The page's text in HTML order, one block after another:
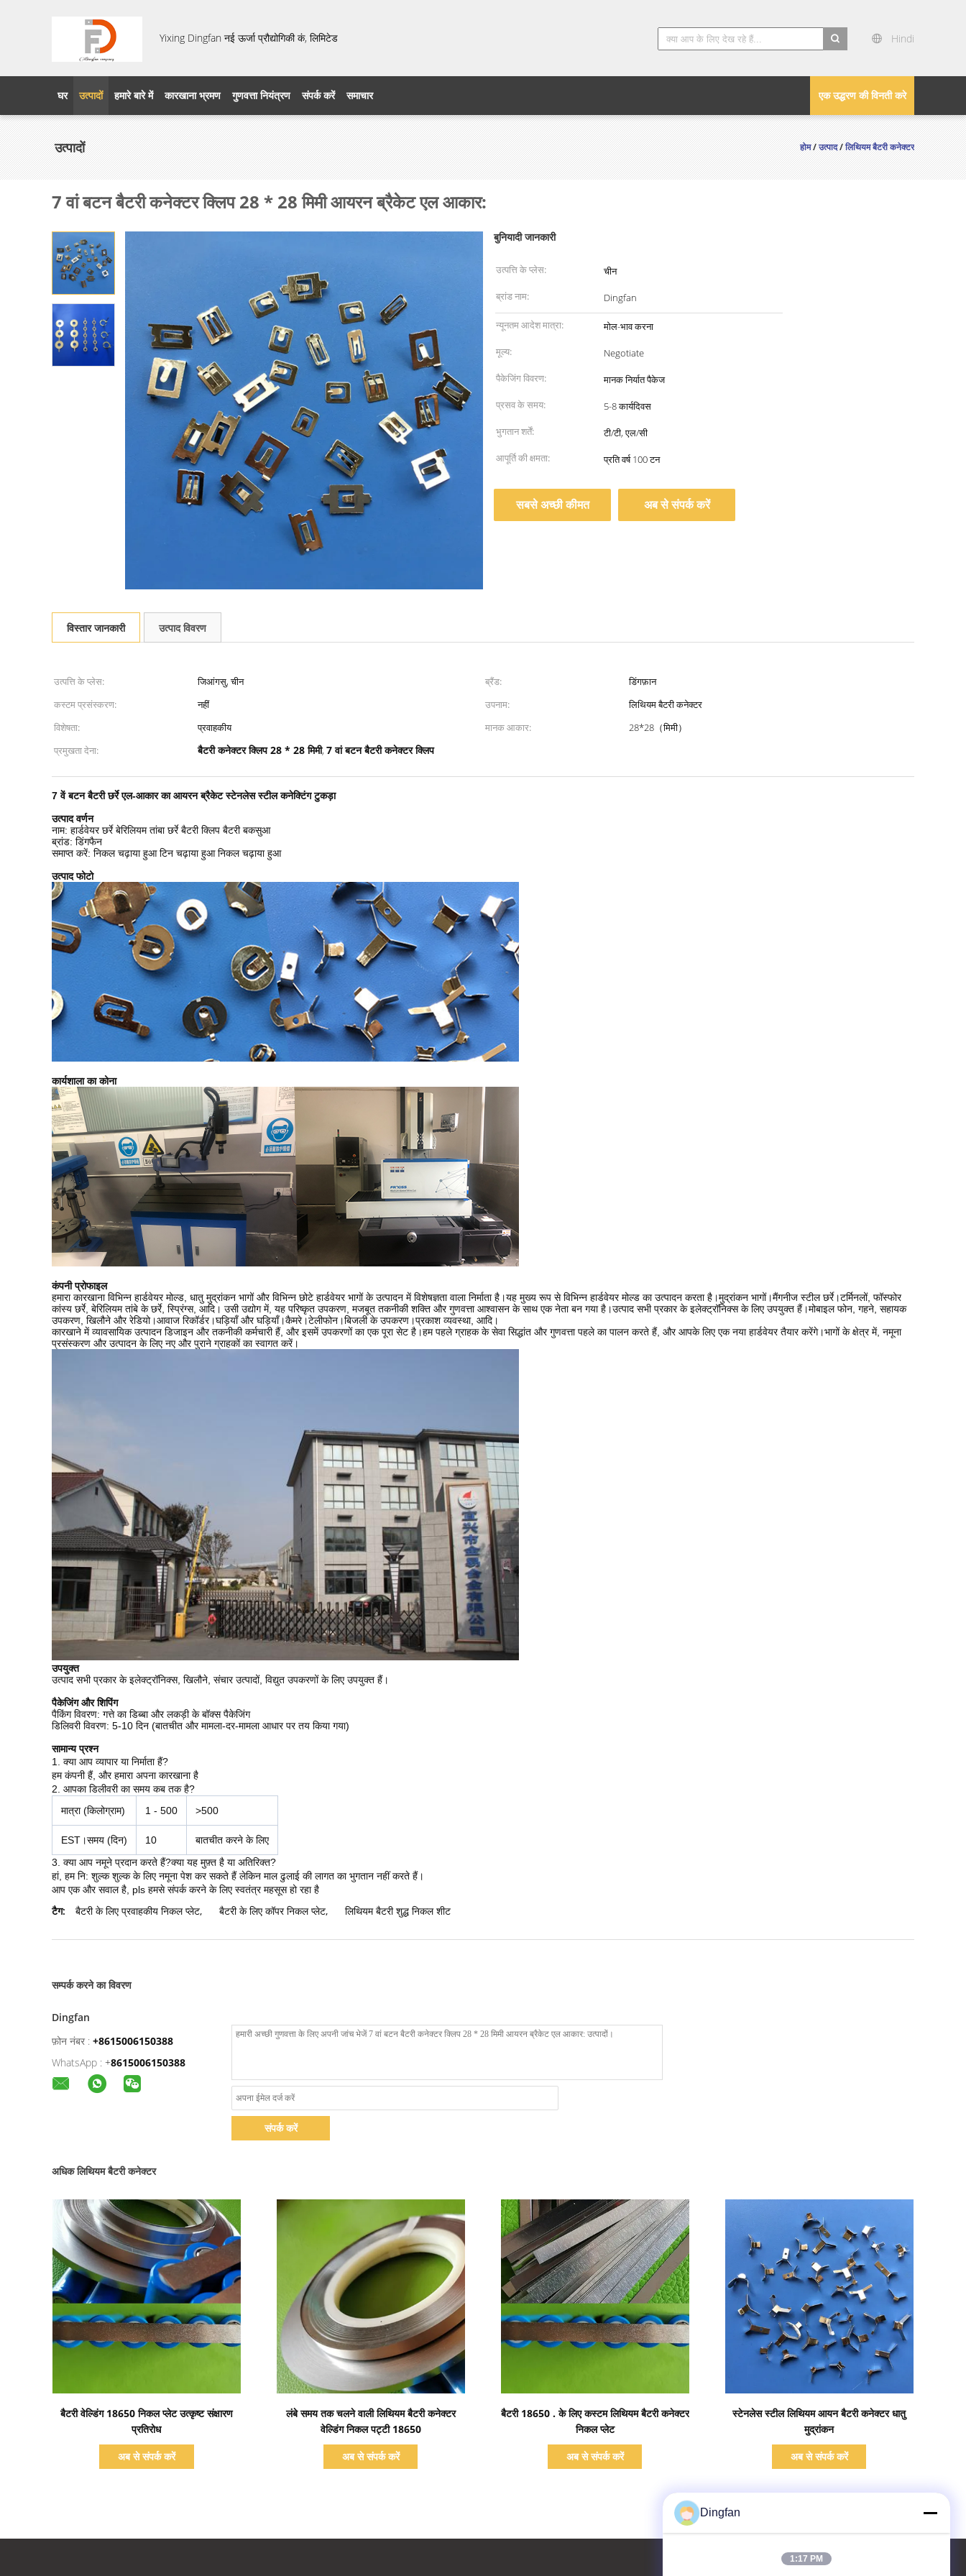
Yixing Dingfan नई ऊर्जा प्रौद्योगिकी कं, लिमिटेड
Hindi
एक उद्धरण की विनती करे
घर उत्पादों हमारे बारे में कारखाना भ्रमण गुणवत्ता नियंत्रण संपर्क करें समाचार
उत्पादों होम/उत्पाद/लिथियम बैटरी कनेक्टर
7 वां बटन बैटरी कनेक्टर क्लिप 28 * 28 मिमी आयरन ब्रैकेट एल आकार:
बुनियादी जानकारी
उत्पत्ति के प्लेस:
चीन
ब्रांड नाम:
Dingfan
न्यूनतम आदेश मात्रा:
मोल-भाव करना
मूल्य:
Negotiate
पैकेजिंग विवरण:
मानक निर्यात पैकेज
प्रसव के समय:
5-8 कार्यदिवस
भुगतान शर्तें:
टी/टी, एल/सी
आपूर्ति की क्षमता:
प्रति वर्ष 100 टन
सबसे अच्छी कीमत अब से संपर्क करें
विस्तार जानकारी उत्पाद विवरण
उत्पत्ति के प्लेस: जिआंगसु, चीन ब्रैंड:
डिंगफ़ान
कस्टम प्रसंस्करण:
नहीं उपनाम:
लिथियम बैटरी कनेक्टर
विशेषता:
प्रवाहकीय मानक आकार:
28*28（मिमी）
प्रमुखता देना:
बैटरी कनेक्टर क्लिप 28 * 28 मिमी, 7 वां बटन बैटरी कनेक्टर क्लिप
7 वें बटन बैटरी छर्रे एल-आकार का आयरन ब्रैकेट स्टेनलेस स्टील कनेक्टिंग टुकड़ा
उत्पाद वर्णन
नाम: हार्डवेयर छर्रे बेरिलियम तांबा छर्रे बैटरी क्लिप बैटरी बकसुआ
ब्रांड: डिंगफैन
समाप्त करें: निकल चढ़ाया हुआ टिन चढ़ाया हुआ निकल चढ़ाया हुआ
उत्पाद फोटो
कार्यशाला का कोना
कंपनी प्रोफाइल
हमारा कारखाना विभिन्न हार्डवेयर मोल्ड, धातु मुद्रांकन भागों और विभिन्न छोटे हार्डवेयर भागों के उत्पादन में विशेषज्ञता वाला निर्माता है।यह मुख्य रूप से विभिन्न हार्डवेयर मोल्ड का उत्पादन करता है।मुद्रांकन भागों।मैंगनीज स्टील छर्रे।टर्मिनलों, फॉस्फोर
कांस्य छर्रे, बेरिलियम तांबे के छर्रे, स्प्रिंग्स, आदि। उसी उद्योग में, यह परिष्कृत उपकरण, मजबूत तकनीकी शक्ति और गुणवत्ता आश्वासन के साथ एक नेता बन गया है।उत्पाद सभी प्रकार के इलेक्ट्रॉनिक्स के लिए उपयुक्त हैं।मोबाइल फोन, गहने, सहायक
उपकरण, खिलौने और रेडियो।आवाज रिकॉर्डर।घड़ियाँ और घड़ियाँ।कैमरे।टेलीफोन।बिजली के उपकरण।प्रकाश व्यवस्था, आदि।
कारखाने में व्यावसायिक उत्पादन डिजाइन और तकनीकी कर्मचारी हैं, और इसमें उपकरणों का एक पूरा सेट है।हम पहले ग्राहक के सेवा सिद्धांत और गुणवत्ता पहले का पालन करते हैं, और आपके लिए एक नया हार्डवेयर तैयार करेंगे।भागों के क्षेत्र में, नमूना
प्रसंस्करण और उत्पादन के लिए नए और पुराने ग्राहकों का स्वागत करें।
उपयुक्त
उत्पाद सभी प्रकार के इलेक्ट्रॉनिक्स, खिलौने, संचार उत्पादों, विद्युत उपकरणों के लिए उपयुक्त हैं।
पैकेजिंग और शिपिंग
पैकिंग विवरण: गत्ते का डिब्बा और लकड़ी के बॉक्स पैकेजिंग
डिलिवरी विवरण: 5-10 दिन (बातचीत और मामला-दर-मामला आधार पर तय किया गया)
सामान्य प्रश्न
1. क्या आप व्यापार या निर्माता हैं?
हम कंपनी हैं, और हमारा अपना कारखाना है
2. आपका डिलीवरी का समय कब तक है?
मात्रा (किलोग्राम)
1 - 500 >500
EST।समय (दिन) 10
बातचीत करने के लिए
3. क्या आप नमूने प्रदान करते हैं?क्या यह मुफ़्त है या अतिरिक्त?
हां, हम नि: शुल्क शुल्क के लिए नमूना पेश कर सकते हैं लेकिन माल ढुलाई की लागत का भुगतान नहीं करते हैं।
आप एक और सवाल है, pls हमसे संपर्क करने के लिए स्वतंत्र महसूस हो रहा है
टैग: बैटरी के लिए प्रवाहकीय निकल प्लेट, बैटरी के लिए कॉपर निकल प्लेट, लिथियम बैटरी शुद्ध निकल शीट
सम्पर्क करने का विवरण
Dingfan
फ़ोन नंबर : +8615006150388
WhatsApp : +8615006150388
संपर्क करें
अधिक लिथियम बैटरी कनेक्टर
प्रदर्शन का विवरण
बैटरी वेल्डिंग 18650 निकल प्लेट उत्कृष्ट संक्षारण
प्रतिरोध
अब से संपर्क करें
प्रदर्शन का विवरण
लंबे समय तक चलने वाली लिथियम बैटरी कनेक्टर
वेल्डिंग निकल पट्टी 18650
अब से संपर्क करें
प्रदर्शन का विवरण
बैटरी 18650 . के लिए कस्टम लिथियम बैटरी कनेक्टर
निकल प्लेट
अब से संपर्क करें
प्रदर्शन का विवरण
स्टेनलेस स्टील लिथियम आयन बैटरी कनेक्टर धातु
मुद्रांकन
अब से संपर्क करें
Dingfan
1:17 PM